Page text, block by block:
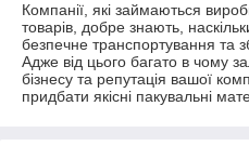
Компанії, які займаються
товарів, добре знають,
безпечне транспортування та
Адже від цього багато в чому
бізнесу та репутація вашої
придбати якісні пакувальні